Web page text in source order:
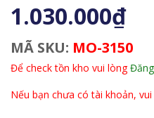
1.030.000₫
MÃ SKU: MO-3150
Để check tồn kho vui lòng
Nếu bạn chưa có tài khoản,